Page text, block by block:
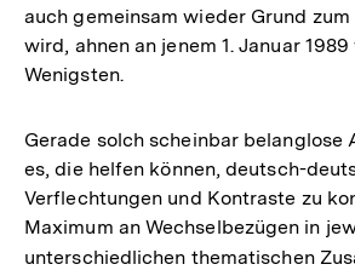
auch gemeinsam wieder Grund
wird, ahnen an jenem 1. Januar
Wenigsten.
Gerade solch scheinbar belanglose
es, die helfen können, deutsch-
Verflechtungen und Kontraste zu
Maximum an Wechselbezügen in
unterschiedlichen thematischen